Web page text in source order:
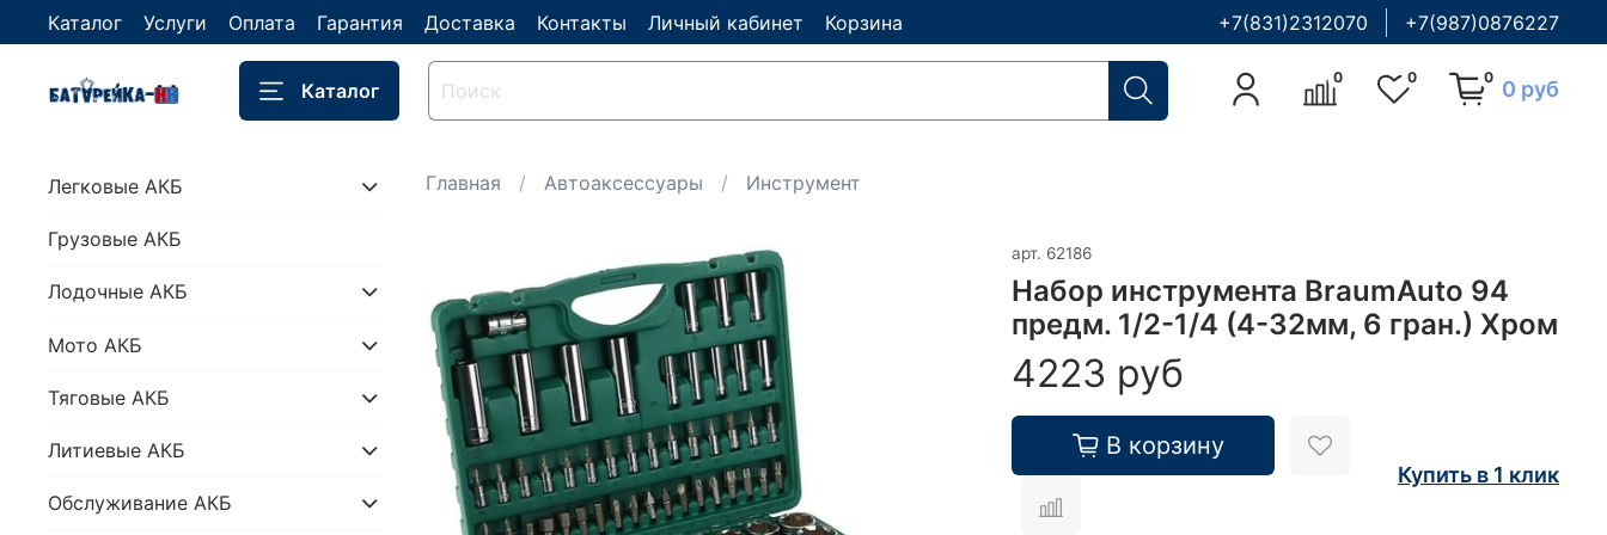
Каталог Услуги Оплата Гарантия Доставка Контакты Личный кабинет Корзина +7(831)2312070 +7(987)0876227
Каталог
0 0 0 0 руб
Главная Автоаксессуары Инструмент
арт. 62186
Набор инструмента BraumAuto 94
предм. 1/2-1/4 (4-32мм, 6 гран.) Хром
4223 руб
В корзину
Купить в 1 клик
Легковые АКБ
Грузовые АКБ
Лодочные АКБ
Мото АКБ
Тяговые АКБ
Литиевые АКБ
Обслуживание АКБ